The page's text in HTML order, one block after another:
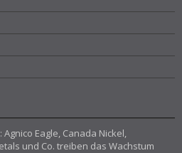
Eagle, Canada Nickel,
und Co. treiben das Wachstum